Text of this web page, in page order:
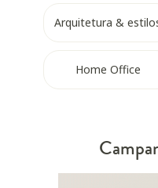
Arquitetura &
Home Office